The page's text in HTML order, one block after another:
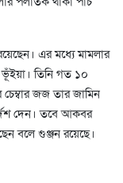
এর মধ্যে মামলার
তিনি গত ১০
জজ তার জামিন
দেন। তবে আকবর
বলে গুঞ্জন রয়েছে।